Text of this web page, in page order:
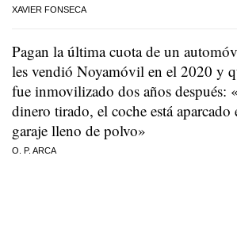
XAVIER FONSECA
Pagan la última cuota de un
les vendió Noyamóvil en el 2020 y
fue inmovilizado dos años después:
dinero tirado, el coche está aparcado
garaje lleno de polvo»
O. P. ARCA